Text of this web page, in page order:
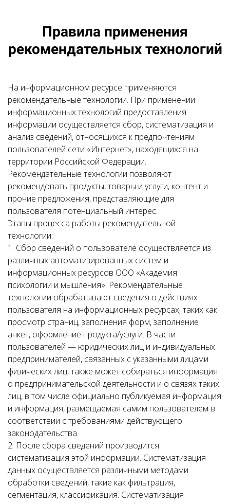
Правила применения
рекомендательных технологий
На информационном ресурсе применяются
рекомендательные технологии. При применении
информационных технологий предоставления
информации осуществляется сбор, систематизация и
анализ сведений, относящихся к предпочтениям
пользователей сети «Интернет», находящихся на
территории Российской Федерации.
Рекомендательные технологии позволяют
рекомендовать продукты, товары и услуги, контент и
прочие предложения, представляющие для
пользователя потенциальный интерес.
Этапы процесса работы рекомендательной
технологии:
1. Сбор сведений о пользователе осуществляется из
различных автоматизированных систем и
информационных ресурсов ООО «Академия
психологии и мышления». Рекомендательные
технологии обрабатывают сведения о действиях
пользователя на информационных ресурсах, таких как
просмотр страниц, заполнения форм, заполнение
анкет, оформление продукта/услуги. В части
пользователей — юридических лиц и индивидуальных
предпринимателей, связанных с указанными лицами
физических лиц, также может собираться информация
о предпринимательской деятельности и о связях таких
лиц, в том числе официально публикуемая информация
и информация, размещаемая самим пользователем в
соответствии с требованиями действующего
законодательства.
2. После сбора сведений производится
систематизация этой информации. Систематизация
данных осуществляется различными методами
обработки сведений, такие как фильтрация,
сегментация, классификация. Систематизация